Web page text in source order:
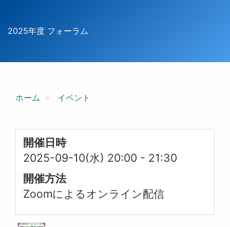
2025年度 フォーラム
ホーム イベント
開催日時
2025-09-10(水) 20:00 - 21:30
開催方法
Zoomによるオンライン配信